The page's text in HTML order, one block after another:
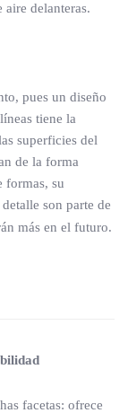
aire delanteras.
pues un diseño
tiene la
superficies del
de la forma
formas, su
son parte de
más en el futuro.
facetas: ofrece